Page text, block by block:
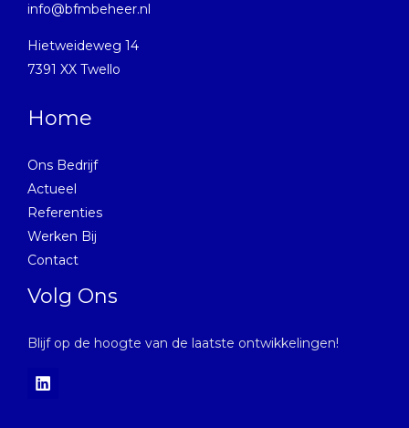
info@bfmbeheer.nl
Hietweideweg 14
7391 XX Twello
Home
Ons Bedrijf
Actueel
Referenties
Werken Bij
Contact
Volg Ons
Blijf op de hoogte van de laatste ontwikkelingen!